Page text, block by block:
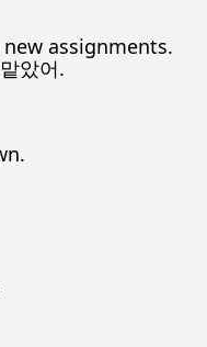
assignments.
았어.